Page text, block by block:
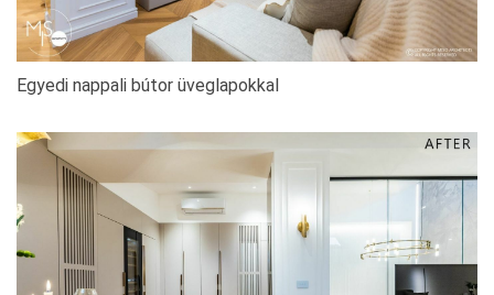
Egyedi nappali bútor üveglapokkal